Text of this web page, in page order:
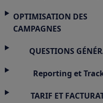
OPTIMISATION DES
CAMPAGNES
QUESTIONS
Reporting et
TARIF ET